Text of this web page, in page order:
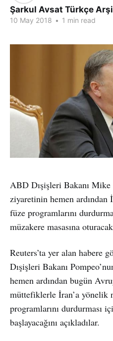
Şarkul Avsat Türkçe
10 May 2018 • 1 min read
ABD Dışişleri Bakanı
ziyaretinin hemen ardından
füze programlarını
müzakere masasına
Reuters’ta yer alan habere
Dışişleri Bakanı
hemen ardından bugün
müttefiklerle İran’a yönelik
programlarını durdurması
başlayacağını açıkladılar.